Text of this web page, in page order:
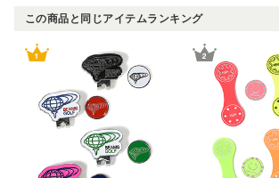
この商品と同じアイテムランキング